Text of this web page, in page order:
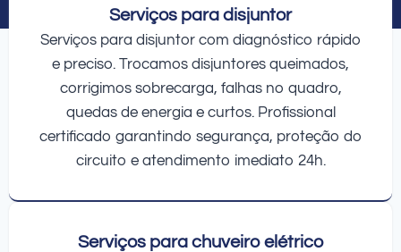
Serviços para disjuntor
Serviços para disjuntor com diagnóstico rápido
e preciso. Trocamos disjuntores queimados,
corrigimos sobrecarga, falhas no quadro,
quedas de energia e curtos. Profissional
certificado garantindo segurança, proteção do
circuito e atendimento imediato 24h.
Serviços para chuveiro elétrico